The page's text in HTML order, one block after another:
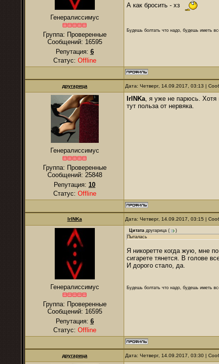
Генералиссимус
Группа: Проверенные
Сообщений: 16595
Репутация: 6
Статус: Offline
А как бросить - хз
Будешь болтать что надо, будешь иметь
другарица Дата: Четверг, 14.09.2017, 03:13 |
Генералиссимус
Группа: Проверенные
Сообщений: 25848
Репутация: 10
Статус: Offline
IrINKa, я уже не парюсь. Хотя
тут польза от нервяка.
IrINKa Дата: Четверг, 14.09.2017, 03:15 |
Генералиссимус
Группа: Проверенные
Сообщений: 16595
Репутация: 6
Статус: Offline
Цитата другарица (
)
Пыталась
Я никоретте когда жую, мне
сигарете тянется. В голове
И дорого стало, да.
Будешь болтать что надо, будешь иметь
другарица Дата: Четверг, 14.09.2017, 03:30 |